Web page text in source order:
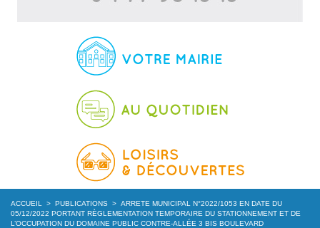
ACCUEIL > PUBLICATIONS > ARRETE MUNICIPAL N°2022/1053 EN DATE DU
05/12/2022 PORTANT RÈGLEMENTATION TEMPORAIRE DU STATIONNEMENT ET DE
L’OCCUPATION DU DOMAINE PUBLIC CONTRE-ALLÉE 3 BIS BOULEVARD